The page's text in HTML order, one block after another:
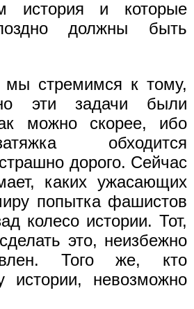
история и которые
должны быть
мы стремимся к тому,
эти задачи были
можно скорее, ибо
обходится
дорого. Сейчас
каких ужасающих
попытка фашистов
колесо истории. Тот,
это, неизбежно
Того же, кто
истории, невозможно